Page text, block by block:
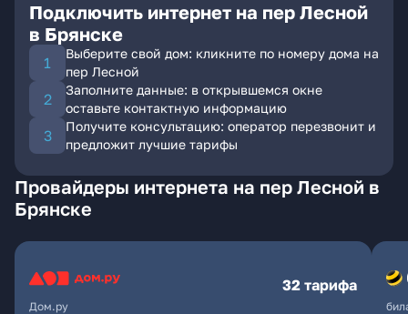
Подключить интернет на пер Лесной
в Брянске
Выберите свой дом: кликните по номеру дома на
пер Лесной
Заполните данные: в открывшемся окне
оставьте контактную информацию
Получите консультацию: оператор перезвонит и
предложит лучшие тарифы
Провайдеры интернета на пер Лесной в
Брянске
Дом.ру
32 тарифа